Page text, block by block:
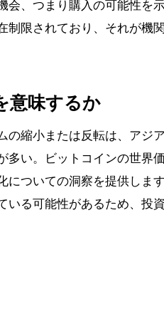
、つまり購入の可能性を
限されており、それが機
意味するか
の縮小または反転は、アジ
い。ビットコインの世界
についての洞察を提供しま
いる可能性があるため、投